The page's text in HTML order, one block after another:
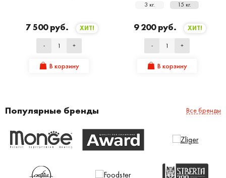
7 500 руб. ХИТ!
- +
В корзину
3 кг. 15 кг.
9 200 руб. ХИТ!
- +
В корзину
Популярные бренды Все бренды